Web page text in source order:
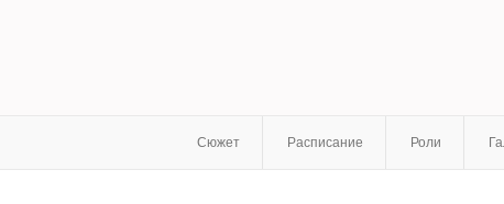
Сюжет Расписание Роли